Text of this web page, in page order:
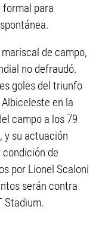
formal para
de campo,
no defraudó.
goles del triunfo
en la
campo a los 79
y su actuación
de
por Lionel Scaloni
serán contra
Stadium.